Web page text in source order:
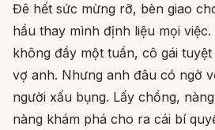
Đê hết sức mừng rỡ, bèn giao
hầu thay mình định liệu mọi
không đầy một tuần, cô gái
vợ anh. Nhưng anh đâu có ngờ
người xấu bụng. Lấy chồng,
nàng khám phá cho ra cái bí